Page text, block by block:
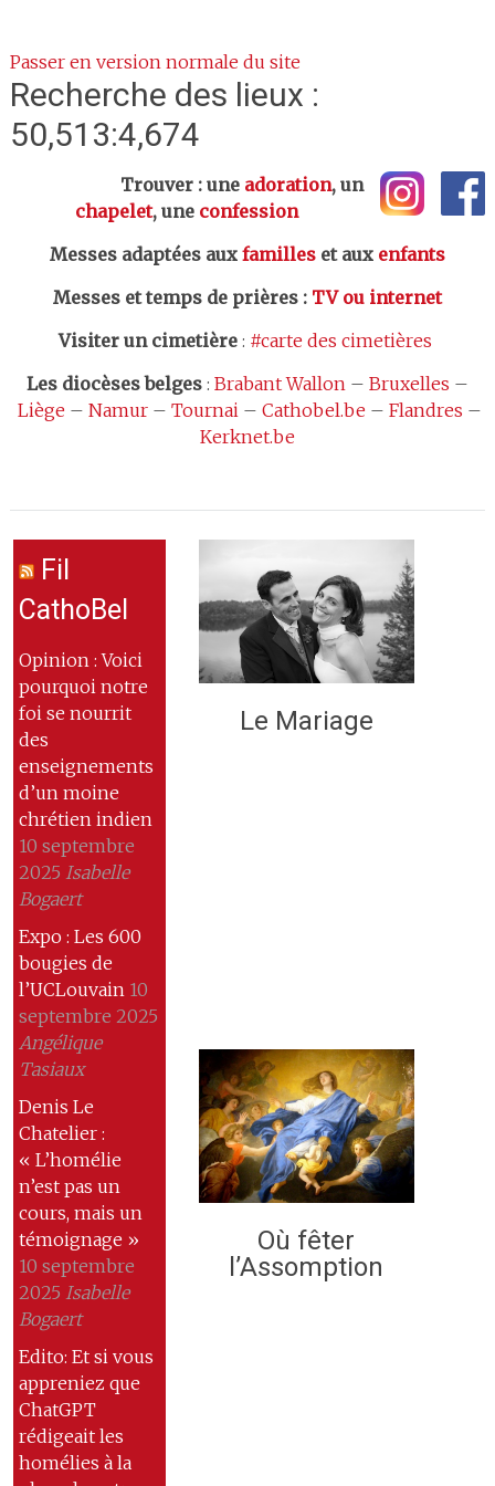
Passer en version normale du site
Recherche des lieux :
50,513:4,674
Trouver : une adoration, un
chapelet, une confession
Messes adaptées aux familleset aux enfants
Messes et temps de prières: TV ou internet
Visiter un cimetière: #carte des cimetières
Les diocèses belges: Brabant Wallon– Bruxelles –
Liège – Namur– Tournai– Cathobel.be – Flandres –
Kerknet.be
Fil
CathoBel
Opinion : Voici
pourquoi notre
foi se nourrit
des
enseignements
d’un moine
chrétien indien
10 septembre
2025 Isabelle
Bogaert
Expo : Les 600
bougies de
l’UCLouvain 10
septembre 2025
Angélique
Tasiaux
Denis Le
Chatelier :
« L’homélie
n’est pas un
cours, mais un
témoignage »
10 septembre
2025 Isabelle
Bogaert
Edito: Et si vous
appreniez que
ChatGPT
rédigeait les
homélies à la
Le Mariage
Où fêter
l’Assomption